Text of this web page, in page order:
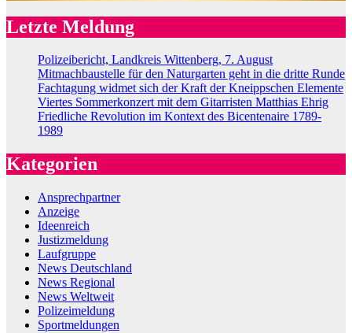
Letzte Meldung
Polizeibericht, Landkreis Wittenberg, 7. August
Mitmachbaustelle für den Naturgarten geht in die dritte Runde
Fachtagung widmet sich der Kraft der Kneippschen Elemente
Viertes Sommerkonzert mit dem Gitarristen Matthias Ehrig
Friedliche Revolution im Kontext des Bicentenaire 1789-
1989
Kategorien
Ansprechpartner
Anzeige
Ideenreich
Justizmeldung
Laufgruppe
News Deutschland
News Regional
News Weltweit
Polizeimeldung
Sportmeldungen